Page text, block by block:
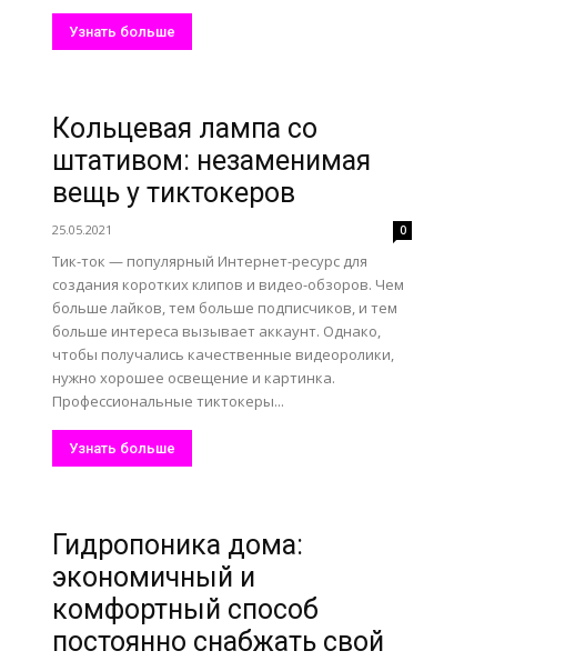
Узнать больше
Кольцевая лампа со
штативом: незаменимая
вещь у тиктокеров
25.05.2021 0
Тик-ток — популярный Интернет-ресурс для
создания коротких клипов и видео-обзоров. Чем
больше лайков, тем больше подписчиков, и тем
больше интереса вызывает аккаунт. Однако,
чтобы получались качественные видеоролики,
нужно хорошее освещение и картинка.
Профессиональные тиктокеры...
Узнать больше
Гидропоника дома:
экономичный и
комфортный способ
постоянно снабжать свой